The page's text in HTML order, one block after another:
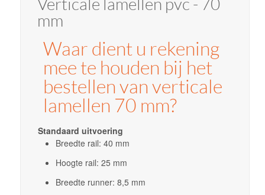
mm
Waar dient u rekening
mee te houden bij het
bestellen van verticale
lamellen 70 mm?
Standaard uitvoering
Breedte rail: 40 mm
Hoogte rail: 25 mm
Breedte runner: 8,5 mm